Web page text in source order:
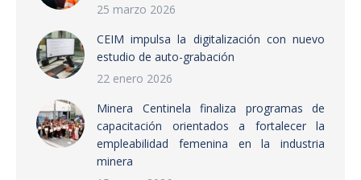
25 marzo 2026
CEIM impulsa la digitalización con nuevo
estudio de auto-grabación
22 enero 2026
Minera Centinela finaliza programas de
capacitación orientados a fortalecer la
empleabilidad femenina en la industria
minera